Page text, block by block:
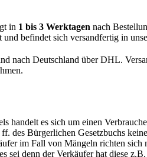
in 1 bis 3 Werktagen nach
und befindet sich versandfertig in
nach Deutschland über DHL.
handelt es sich um einen
des Bürgerlichen Gesetzbuchs
im Fall von Mängeln richten sich
sei denn der Verkäufer hat diese